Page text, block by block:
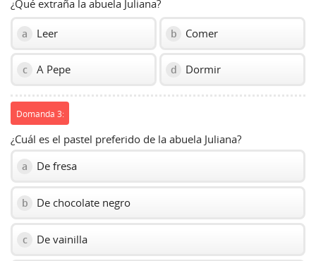
¿Qué extraña la abuela Juliana?
a Leer b Comer
c A Pepe d Dormir
Domanda 3:
¿Cuál es el pastel preferido de la abuela Juliana?
a De fresa
b De chocolate negro
c De vainilla